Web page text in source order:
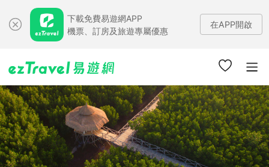
下載免費易遊網APP
機票、訂房及旅遊專屬優惠
在APP開啟